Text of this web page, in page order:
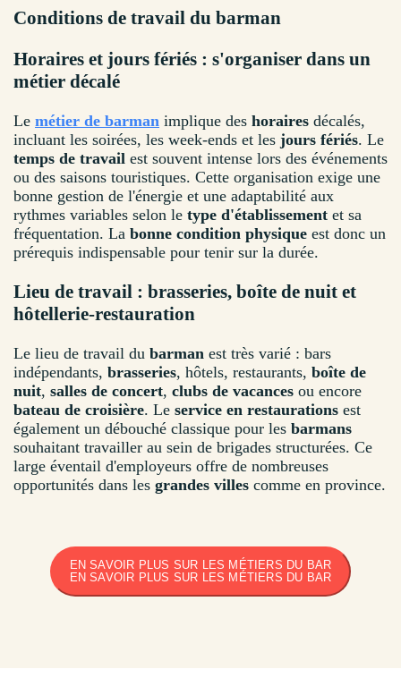
Conditions de travail du barman
Horaires et jours fériés : s'organiser dans un
métier décalé
Le métier de barman implique des horaires décalés,
incluant les soirées, les week-ends et les jours fériés. Le
temps de travail est souvent intense lors des événements
ou des saisons touristiques. Cette organisation exige une
bonne gestion de l'énergie et une adaptabilité aux
rythmes variables selon le type d'établissement et sa
fréquentation. La bonne condition physique est donc un
prérequis indispensable pour tenir sur la durée.
Lieu de travail : brasseries, boîte de nuit et
hôtellerie-restauration
Le lieu de travail du barman est très varié : bars
indépendants, brasseries, hôtels, restaurants, boîte de
nuit, salles de concert, clubs de vacances ou encore
bateau de croisière. Le service en restaurations est
également un débouché classique pour les barmans
souhaitant travailler au sein de brigades structurées. Ce
large éventail d'employeurs offre de nombreuses
opportunités dans les grandes villes comme en province.
EN SAVOIR PLUS SUR LES MÉTIERS DU BAR
EN SAVOIR PLUS SUR LES MÉTIERS DU BAR